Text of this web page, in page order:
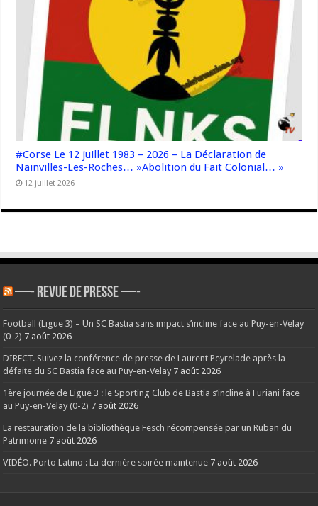
#Corse Le 12 juillet 1983 – 2026 – La Déclaration de
Nainvilles-Les-Roches… »Abolition du Fait Colonial… »
12 juillet 2026
—- REVUE DE PRESSE —-
Football (Ligue 3) – Un SC Bastia sans impact s’incline face au Puy-en-Velay
(0-2) 7 août 2026
DIRECT. Suivez la conférence de presse de Laurent Peyrelade après la
défaite du SC Bastia face au Puy-en-Velay 7 août 2026
1ère journée de Ligue 3 : le Sporting Club de Bastia s’incline à Furiani face
au Puy-en-Velay (0-2) 7 août 2026
La restauration de la bibliothèque Fesch récompensée par un Ruban du
Patrimoine 7 août 2026
VIDÉO. Porto Latino : La dernière soirée maintenue 7 août 2026